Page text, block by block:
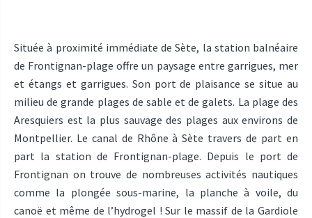
Située à proximité immédiate de Sète, la station balnéaire
de Frontignan-plage offre un paysage entre garrigues, mer
et étangs et garrigues. Son port de plaisance se situe au
milieu de grande plages de sable et de galets. La plage des
Aresquiers est la plus sauvage des plages aux environs de
Montpellier. Le canal de Rhône à Sète travers de part en
part la station de Frontignan-plage. Depuis le port de
Frontignan on trouve de nombreuses activités nautiques
comme la plongée sous-marine, la planche à voile, du
canoë et même de l’hydrogel ! Sur le massif de la Gardiole